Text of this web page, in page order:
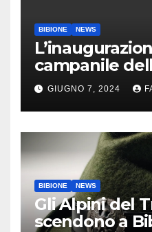
BIBIONE NEWS
campanile
Santa Maria
Bibione
GIUGNO 7, 2024
BIBIONE NEWS
Gli Alpini del
scendono a